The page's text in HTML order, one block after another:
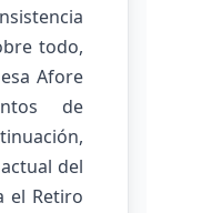
todo,
Afore
de
del
el Retiro